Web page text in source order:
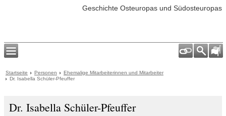
Geschichte Osteuropas und Südosteuropas
Startseite Personen
Ehemalige Mitarbeiterinnen und Mitarbeiter
Dr. Isabella Schüler-Pfeuffer
Dr. Isabella Schüler-Pfeuffer